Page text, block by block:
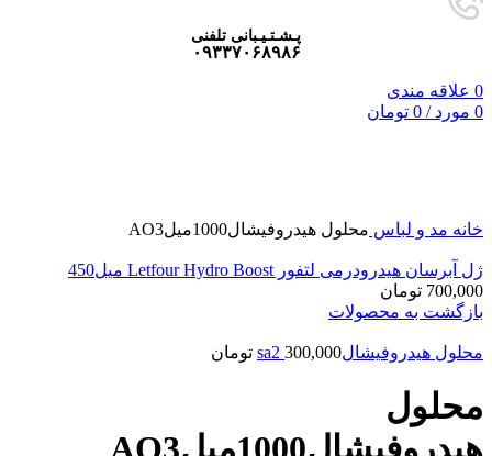
پـشـتـیـبانی تلفنی
۰۹۳۳۷۰۶۸۹۸۶
0 علاقه مندی
0 مورد /
0 تومان
خانه مد و لباس محلول هیدروفیشال1000میلAO3
ژل آبرسان هیدرودرمی لتفور Letfour Hydro Boost میل450
700,000 تومان
بازگشت به محصولات
محلول هیدروفیشالsa2300,000 تومان
محلول